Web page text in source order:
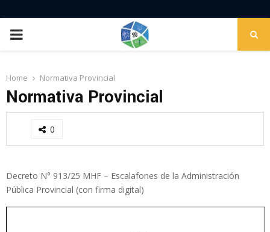
PRIMARY
Home Normativa Provincial
Normativa Provincial
0
Decreto N° 913/25 MHF – Escalafones de la Administración
Pública Provincial (con firma digital)